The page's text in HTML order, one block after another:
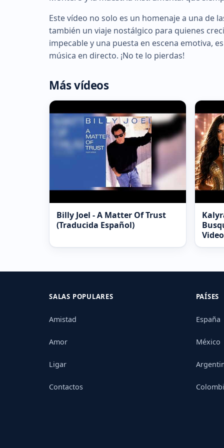
Este vídeo no solo es un homenaje a una de
también un viaje nostálgico para quienes
impecable y una puesta en escena emotiva,
música en directo. ¡No te lo pierdas!
Más vídeos
Billy Joel - A Matter Of Trust
(Traducida Español)
SALAS POPULARES
Amistad
Amor
Ligar
Contactos
PAÍSES
España
México